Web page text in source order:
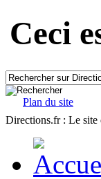
Ceci
Plan du site
Directions.fr : Le site